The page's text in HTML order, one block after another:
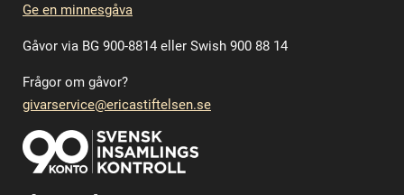
Ge en minnesgåva
Gåvor via BG 900-8814 eller Swish 900 88 14
Frågor om gåvor?
givarservice@ericastiftelsen.se